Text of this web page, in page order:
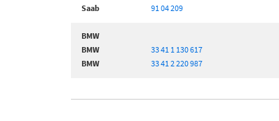
Saab
91 04 209
BMW
BMW
33 41 1 130 617
BMW
33 41 2 220 987